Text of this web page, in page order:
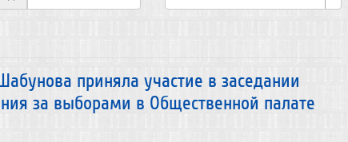
приняла участие в заседании
за выборами в Общественной палате